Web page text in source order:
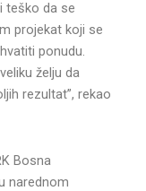
teško da se
projekat koji se
ponudu.
želju da
rezultat”, rekao
Bosna
narednom